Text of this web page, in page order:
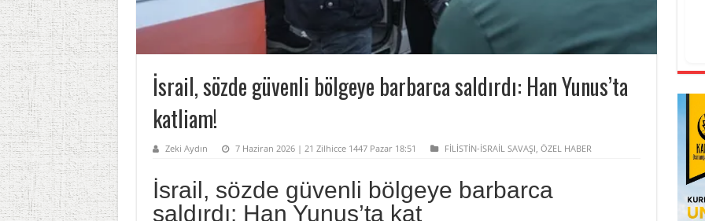
İsrail, sözde güvenli bölgeye barbarca saldırdı: Han Yunus’ta
katliam!
Zeki Aydın 7 Haziran 2026 | 21 Zilhicce 1447 Pazar 18:51 FİLİSTİN-İSRAİL SAVAŞI, ÖZEL HABER
İsrail, sözde güvenli bölgeye barbarca
saldırdı: Han Yunus’ta kat